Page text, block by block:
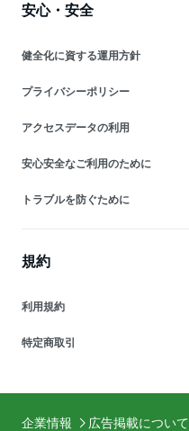
安心・安全
健全化に資する運用方針
プライバシーポリシー
アクセスデータの利用
安心安全なご利用のために
トラブルを防ぐために
規約
利用規約
特定商取引
企業情報 広告掲載について